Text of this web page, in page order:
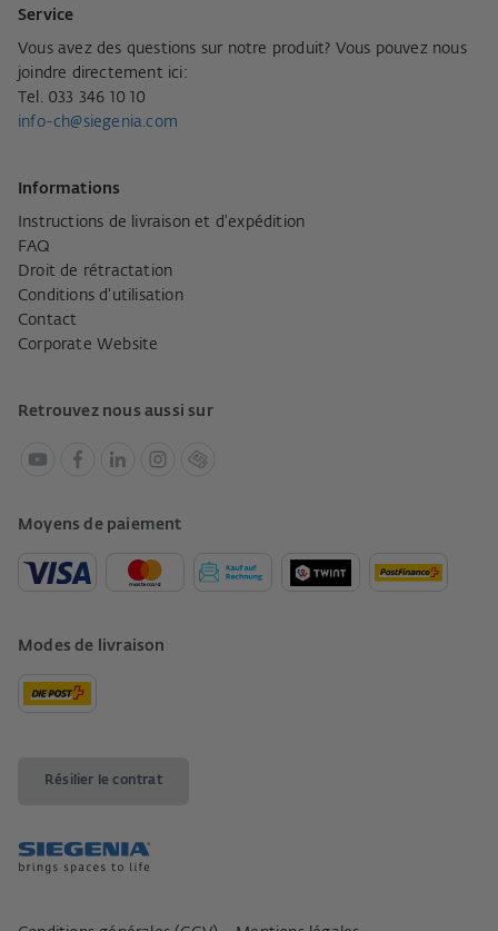
Service
Vous avez des questions sur notre produit? Vous pouvez nous
joindre directement ici:
Tel. 033 346 10 10
info-ch@siegenia.com
Informations
Instructions de livraison et d'expédition
FAQ
Droit de rétractation
Conditions d'utilisation
Contact
Corporate Website
Retrouvez nous aussi sur
Moyens de paiement
Modes de livraison
Résilier le contrat